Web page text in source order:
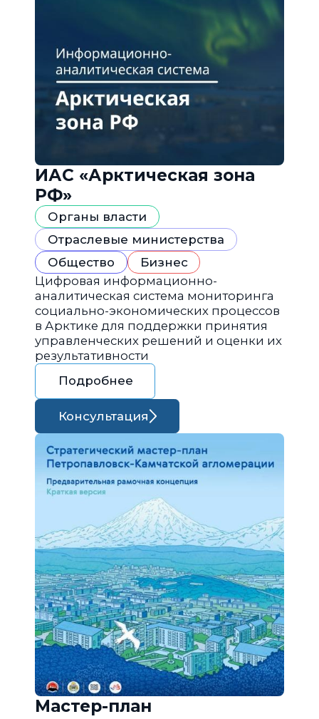
ИАС «Арктическая зона
РФ»
Органы власти
Отраслевые министерства
Общество
Бизнес
Цифровая информационно-
аналитическая система мониторинга
социально-экономических процессов
в Арктике для поддержки принятия
управленческих решений и оценки их
результативности
Подробнее
Консультация
Мастер-план